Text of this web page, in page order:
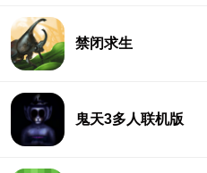
禁闭求生
鬼天3多人联机版